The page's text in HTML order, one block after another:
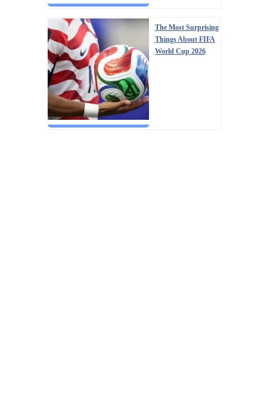
The Most Surprising
Things About FIFA
World Cup 2026